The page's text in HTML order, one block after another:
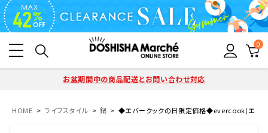
0
お盆期間中の商品配送とお問い合わせ対応
HOME ライフスタイル 鍋 ◆エバークックの日限定価格◆evercook(エバー